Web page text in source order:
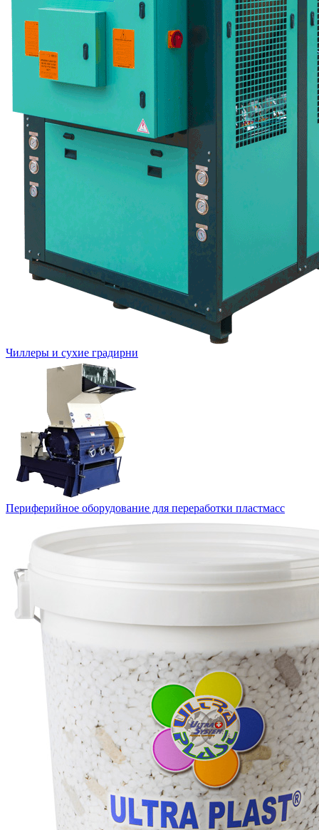
Чиллеры и сухие градирни
Периферийное оборудование для переработки пластмасс